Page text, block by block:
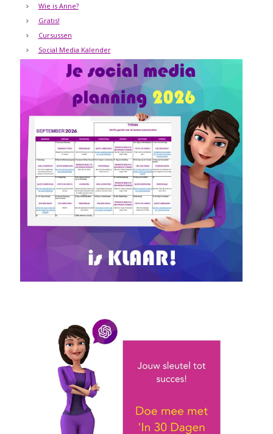
Wie is Anne?
Gratis!
Cursussen
Social Media Kalender